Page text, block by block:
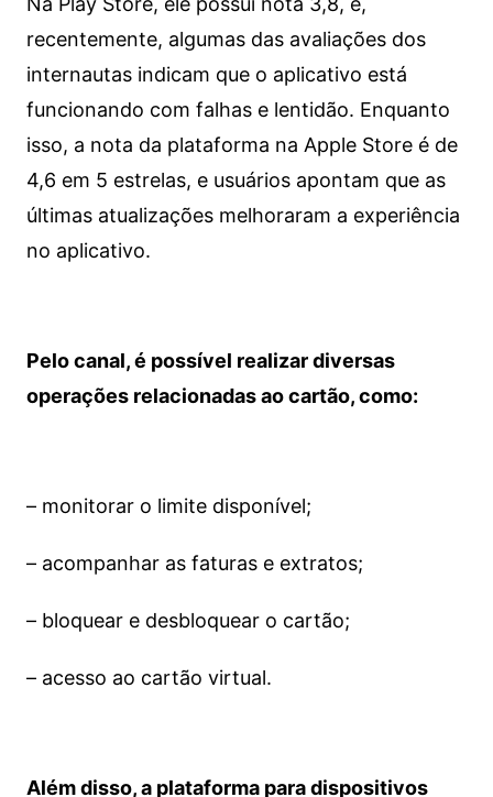
recentemente, algumas das avaliações dos
internautas indicam que o aplicativo está
funcionando com falhas e lentidão. Enquanto
isso, a nota da plataforma na Apple Store é de
4,6 em 5 estrelas, e usuários apontam que as
últimas atualizações melhoraram a experiência
no aplicativo.
Pelo canal, é possível realizar diversas
operações relacionadas ao cartão, como:
– monitorar o limite disponível;
– acompanhar as faturas e extratos;
– bloquear e desbloquear o cartão;
– acesso ao cartão virtual.
Além disso, a plataforma para dispositivos